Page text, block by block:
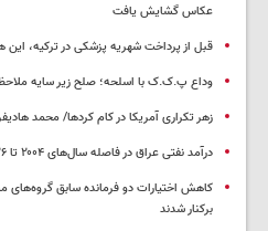
عکاس گشایش یافت
قبل از پرداخت شهریه پزشکی در ترکیه، این
وداع پ.ک.ک با اسلحه؛ صلح زیر سایه
زهر تکراری آمریکا در کام کردها/ محمد
درآمد نفتی عراق در فاصله سال‌های ۲۰۰۴ تا ۲۰۲۶؛ از جهش تاریخی تا نوسان‌های شدید
کاهش اختیارات دو فرمانده سابق
برکنار شدند